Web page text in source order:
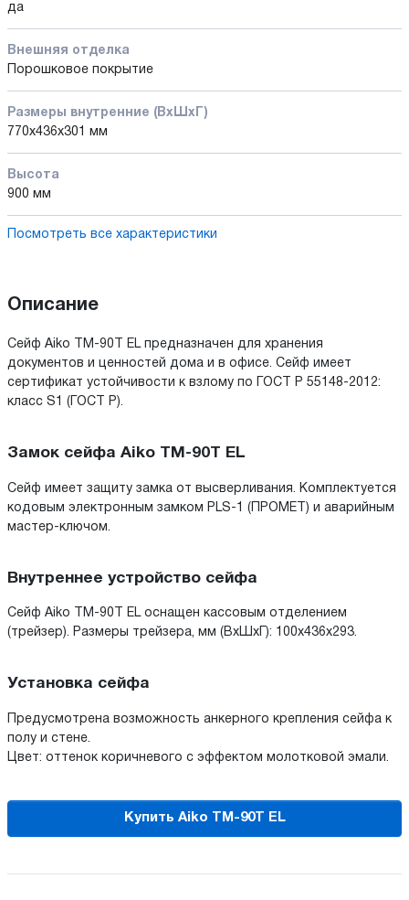
да
Внешняя отделка
Порошковое покрытие
Размеры внутренние (ВхШхГ)
770x436x301 мм
Высота
900 мм
Посмотреть все характеристики
Описание
Сейф Aiko TM-90T EL предназначен для хранения
документов и ценностей дома и в офисе. Cейф имеет
сертификат устойчивости к взлому по ГОСТ Р 55148-2012:
класс S1 (ГОСТ Р).
Замок сейфа Aiko TM-90T EL
Сейф имеет защиту замка от высверливания. Комплектуется
кодовым электронным замком PLS-1 (ПРОМЕТ) и аварийным
мастер-ключом.
Внутреннее устройство сейфа
Сейф Aiko TM-90T EL оснащен кассовым отделением
(трейзер). Размеры трейзера, мм (ВхШхГ): 100х436х293.
Установка сейфа
Предусмотрена возможность анкерного крепления сейфа к
полу и стене.
Цвет: оттенок коричневого с эффектом молотковой эмали.
Купить Aiko TM-90T EL